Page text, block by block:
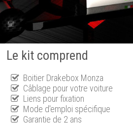
Le kit comprend
Boitier Drakebox Monza
Câblage pour votre voiture
Liens pour fixation
Mode d'emploi spécifique
Garantie de 2 ans